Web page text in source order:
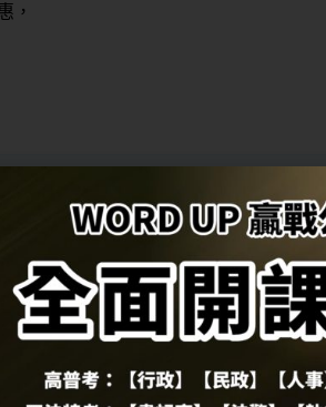
，
師的指導，建議準備的同學一定要穩扎穩
江O岳，114 地方特考一般民政四等榜
考方式